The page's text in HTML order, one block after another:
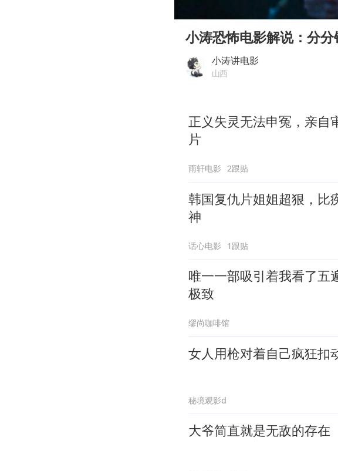
“今天得有
“新疆阿勒泰
胡彦斌获《
小涛恐怖电影解说：分
小涛讲电影
山西
正义失灵无法申冤，亲自
片
雨轩电影 2跟贴
韩国复仇片姐姐超狠，比
神
话心电影 1跟贴
唯一一部吸引着我看了五
极致
缪尚咖啡馆
女人用枪对着自己疯狂扣
秘境观影d
大爷简直就是无敌的存在